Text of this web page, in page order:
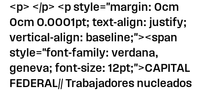
<p> </p> <p style="margin: 0cm
0cm 0.0001pt; text-align: justify;
vertical-align: baseline;"><span
style="font-family: verdana,
geneva; font-size: 12pt;">CAPITAL
FEDERAL// Trabajadores nucleados